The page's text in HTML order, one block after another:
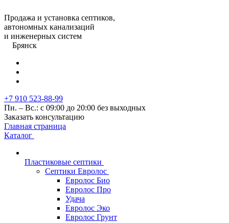
Продажа и установка септиков,
автономных канализаций
и инженерных систем
Брянск
+7 910 523-88-99
Пн. – Вс.: с 09:00 до 20:00 без выходных
Заказать консультацию
Главная страница
Каталог
Пластиковые септики
Септики Евролос
Евролос Био
Евролос Про
Удача
Евролос Эко
Евролос Грунт